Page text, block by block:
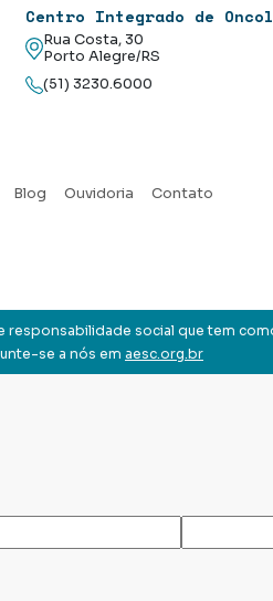
Centro Integrado de
Rua Costa, 30
Porto Alegre/RS
(51) 3230.6000
Blog Ouvidoria Contato
responsabilidade social que tem
se a nós em aesc.org.br